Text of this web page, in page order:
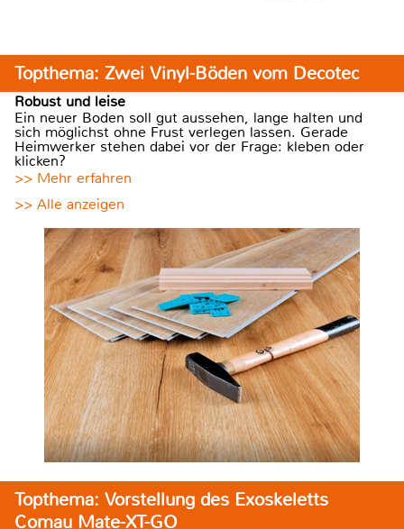
Topthema: Zwei Vinyl-Böden vom Decotec
Robust und leise
Ein neuer Boden soll gut aussehen, lange halten und
sich möglichst ohne Frust verlegen lassen. Gerade
Heimwerker stehen dabei vor der Frage: kleben oder
klicken?
>> Mehr erfahren
>> Alle anzeigen
Topthema: Vorstellung des Exoskeletts
Comau Mate-XT-GO